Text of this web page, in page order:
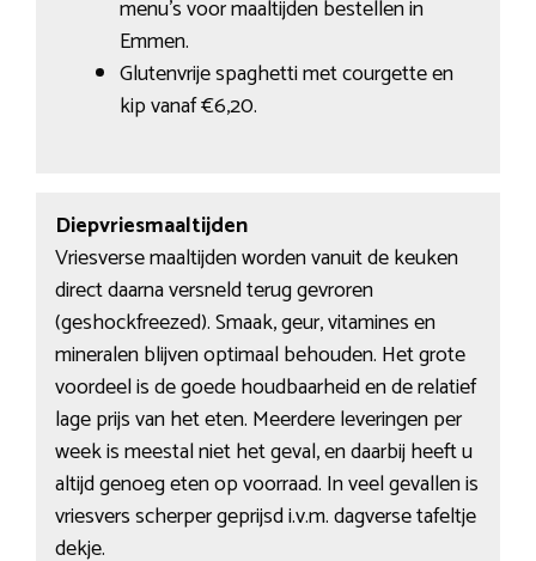
menu’s voor maaltijden bestellen in
Emmen.
Glutenvrije spaghetti met courgette en
kip vanaf €6,20.
Diepvriesmaaltijden
Vriesverse maaltijden worden vanuit de keuken
direct daarna versneld terug gevroren
(geshockfreezed). Smaak, geur, vitamines en
mineralen blijven optimaal behouden. Het grote
voordeel is de goede houdbaarheid en de relatief
lage prijs van het eten. Meerdere leveringen per
week is meestal niet het geval, en daarbij heeft u
altijd genoeg eten op voorraad. In veel gevallen is
vriesvers scherper geprijsd i.v.m. dagverse tafeltje
dekje.